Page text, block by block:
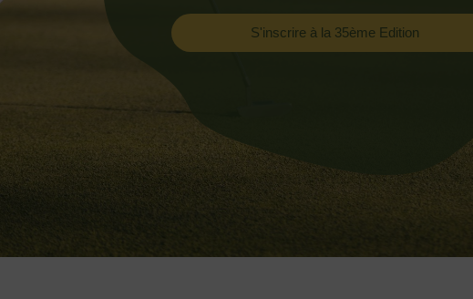
S'inscrire à la 35ème Edition